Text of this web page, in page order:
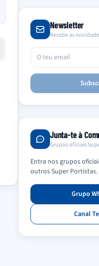
Newsletter
Recebe as
Junta-te à
Grupos oficiais
Entra nos grupos
outros Super Portistas.
Grupo
Canal